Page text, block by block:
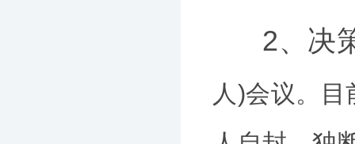
2、决
人)会议。